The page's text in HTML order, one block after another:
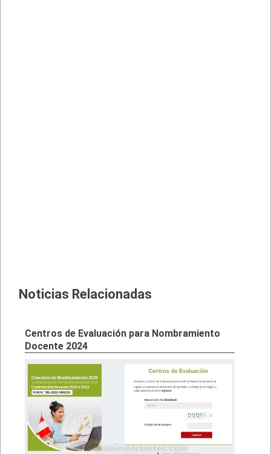
Noticias Relacionadas
Centros de Evaluación para Nombramiento
Docente 2024